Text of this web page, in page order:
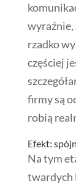
wyraźnie,
rzadko
częściej
firmy są
robią
Efekt:
Na tym
twardych